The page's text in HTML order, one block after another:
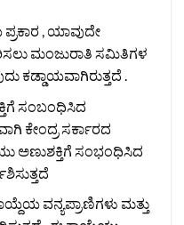
, ಯಾವುದೇ
ಮಂಜುರಾತಿ ಸಮಿತಿಗಳ
ಕಡ್ಡಾಯವಾಗಿರುತ್ತದೆ .
ಸಂಬಂಧಿಸಿದ
ಕೇಂದ್ರ ಸರ್ಕಾರದ
ಅಣುಶಕ್ತಿಗೆ ಸಂಭಂಧಿಸಿದ
ವನ್ಯಪ್ರಾಣಿಗಳು ಮತ್ತು